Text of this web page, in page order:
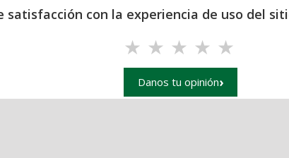
satisfacción con la experiencia de uso del